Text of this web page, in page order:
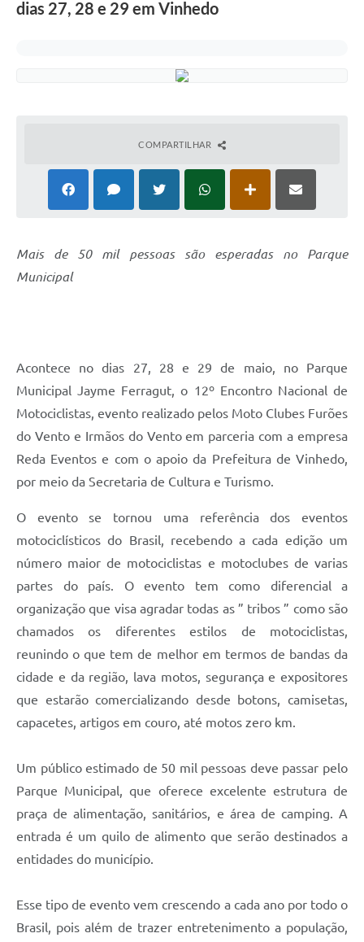
Inclusão e Acessibilidade
Normas e Legislação
Convênios Terceiro Setor
Fala.BR
Acesso à Informação
Vinhedo
Carta de Serviços
Arquivos para Download
Galeria de Vídeos
Contas Públicas
Legislação
Serviços Online
dias 27, 28 e 29 em Vinhedo
COMPARTILHAR
Mais de 50 mil pessoas são esperadas no Parque
Municipal
Acontece no dias 27, 28 e 29 de maio, no Parque
Municipal Jayme Ferragut, o 12º Encontro Nacional de
Motociclistas, evento realizado pelos Moto Clubes Furões
do Vento e Irmãos do Vento em parceria com a empresa
Reda Eventos e com o apoio da Prefeitura de Vinhedo,
por meio da Secretaria de Cultura e Turismo.
O evento se tornou uma referência dos eventos
motociclísticos do Brasil, recebendo a cada edição um
número maior de motociclistas e motoclubes de varias
partes do país. O evento tem como diferencial a
organização que visa agradar todas as ” tribos ” como são
chamados os diferentes estilos de motociclistas,
reunindo o que tem de melhor em termos de bandas da
cidade e da região, lava motos, segurança e expositores
que estarão comercializando desde botons, camisetas,
capacetes, artigos em couro, até motos zero km.
Um público estimado de 50 mil pessoas deve passar pelo
Parque Municipal, que oferece excelente estrutura de
praça de alimentação, sanitários, e área de camping. A
entrada é um quilo de alimento que serão destinados a
entidades do município.
Esse tipo de evento vem crescendo a cada ano por todo o
Brasil, pois além de trazer entretenimento a população,